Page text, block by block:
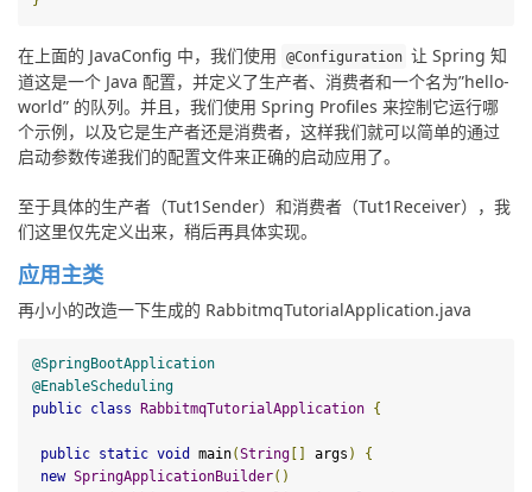
在上面的 JavaConfig 中，我们使用 @Configuration 让 Spring 知
道这是一个 Java 配置，并定义了生产者、消费者和一个名为”hello-
world” 的队列。并且，我们使用 Spring Profiles 来控制它运行哪
个示例，以及它是生产者还是消费者，这样我们就可以简单的通过
启动参数传递我们的配置文件来正确的启动应用了。
至于具体的生产者（Tut1Sender）和消费者（Tut1Receiver），我
们这里仅先定义出来，稍后再具体实现。
应用主类
再小小的改造一下生成的 RabbitmqTutorialApplication.java
@SpringBootApplication
@EnableScheduling
public class RabbitmqTutorialApplication {
public static void main(String[] args )
{
new SpringApplicationBuilder()